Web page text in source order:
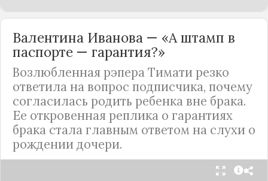
Валентина Иванова — «А штамп в
паспорте — гарантия?»
Возлюбленная рэпера Тимати резко
ответила на вопрос подписчика, почему
согласилась родить ребенка вне брака.
Ее откровенная реплика о гарантиях
брака стала главным ответом на слухи о
рождении дочери.